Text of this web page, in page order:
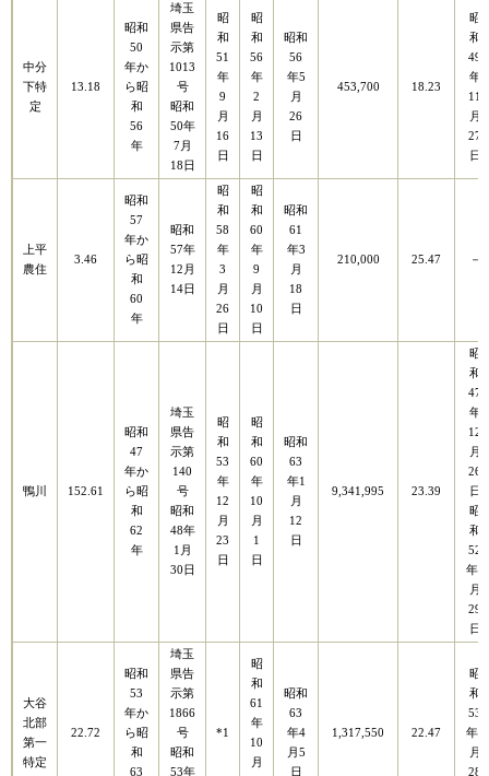
中分
下特
定
13.18
昭和
50
年か
ら昭
和
56
年
埼玉
県告
示第
1013
号
昭和
50年
7月
18日
昭
和
51
年
9
月
16
日
昭
和
56
年
2
月
13
日
昭和
56
年5
月
26
日
453,700 18.23
昭
和
49
年
11
月
27
日
上平
農住
3.46
昭和
57
年か
ら昭
和
60
年
昭和
57年
12月
14日
昭
和
58
年
3
月
26
日
昭
和
60
年
9
月
10
日
昭和
61
年3
月
18
日
210,000 25.47 －
鴨川 152.61
昭和
47
年か
ら昭
和
62
年
埼玉
県告
示第
140
号
昭和
48年
1月
30日
昭
和
53
年
12
月
23
日
昭
和
60
年
10
月
1
日
昭和
63
年1
月
12
日
9,341,995 23.39
昭
和
47
年
12
月
26
日
昭
和
52
年7
月
29
日
大谷
北部
第一
特定
22.72
昭和
53
年か
ら昭
和
63
埼玉
県告
示第
1866
号
昭和
53年
*1
昭
和
61
年
10
月
昭和
63
年4
月5
日
1,317,550 22.47
昭
和
53
年4
月
28